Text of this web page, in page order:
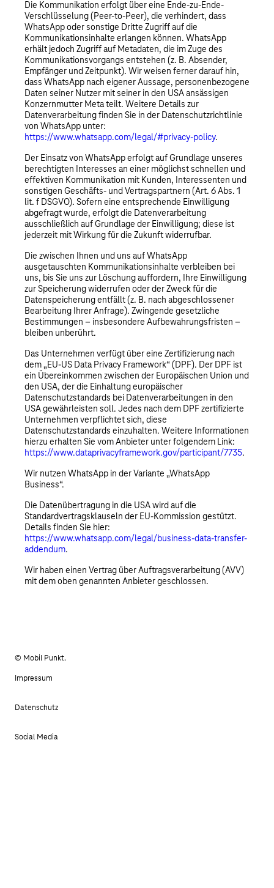
Die Kommunikation erfolgt über eine Ende-zu-Ende-
Verschlüsselung (Peer-to-Peer), die verhindert, dass
WhatsApp oder sonstige Dritte Zugriff auf die
Kommunikationsinhalte erlangen können. WhatsApp
erhält jedoch Zugriff auf Metadaten, die im Zuge des
Kommunikationsvorgangs entstehen (z. B. Absender,
Empfänger und Zeitpunkt). Wir weisen ferner darauf hin,
dass WhatsApp nach eigener Aussage, personenbezogene
Daten seiner Nutzer mit seiner in den USA ansässigen
Konzernmutter Meta teilt. Weitere Details zur
Datenverarbeitung finden Sie in der Datenschutzrichtlinie
von WhatsApp unter:
https://www.whatsapp.com/legal/#privacy-policy.
Der Einsatz von WhatsApp erfolgt auf Grundlage unseres
berechtigten Interesses an einer möglichst schnellen und
effektiven Kommunikation mit Kunden, Interessenten und
sonstigen Geschäfts- und Vertragspartnern (Art. 6 Abs. 1
lit. f DSGVO). Sofern eine entsprechende Einwilligung
abgefragt wurde, erfolgt die Datenverarbeitung
ausschließlich auf Grundlage der Einwilligung; diese ist
jederzeit mit Wirkung für die Zukunft widerrufbar.
Die zwischen Ihnen und uns auf WhatsApp
ausgetauschten Kommunikationsinhalte verbleiben bei
uns, bis Sie uns zur Löschung auffordern, Ihre Einwilligung
zur Speicherung widerrufen oder der Zweck für die
Datenspeicherung entfällt (z. B. nach abgeschlossener
Bearbeitung Ihrer Anfrage). Zwingende gesetzliche
Bestimmungen – insbesondere Aufbewahrungsfristen –
bleiben unberührt.
Das Unternehmen verfügt über eine Zertifizierung nach
dem „EU-US Data Privacy Framework“ (DPF). Der DPF ist
ein Übereinkommen zwischen der Europäischen Union und
den USA, der die Einhaltung europäischer
Datenschutzstandards bei Datenverarbeitungen in den
USA gewährleisten soll. Jedes nach dem DPF zertifizierte
Unternehmen verpflichtet sich, diese
Datenschutzstandards einzuhalten. Weitere Informationen
hierzu erhalten Sie vom Anbieter unter folgendem Link:
https://www.dataprivacyframework.gov/participant/7735.
Wir nutzen WhatsApp in der Variante „WhatsApp
Business“.
Die Datenübertragung in die USA wird auf die
Standardvertragsklauseln der EU-Kommission gestützt.
Details finden Sie hier:
https://www.whatsapp.com/legal/business-data-transfer-
addendum.
Wir haben einen Vertrag über Auftragsverarbeitung (AVV)
mit dem oben genannten Anbieter geschlossen.
© Mobil Punkt.
Impressum
Datenschutz
Social Media